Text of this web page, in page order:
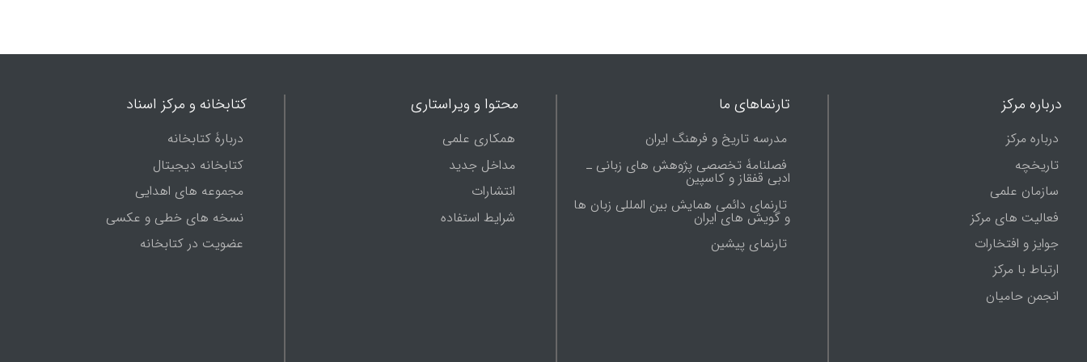
درباره مرکز
درباره مرکز
تاریخچه
سازمان علمی
فعالیت های مرکز
جوایز و افتخارات
ارتباط با مرکز
انجمن حامیان
تارنماهای ما
مدرسه تاریخ و فرهنگ ایران
فصلنامۀ تخصصی پژوهش های زبانی ـ
ادبی قفقاز و کاسپین
تارنمای دائمی همایش بین المللی زبان ها
و گویش های ایران
تارنماى پيشين
محتوا و ویراستاری
همکاری علمی
مداخل جدید
انتشارات
شرایط استفاده
کتابخانه و مرکز اسناد
دربارۀ کتابخانه
کتابخانه دیجیتال
مجموعه های اهدایی
نسخه های خطی و عکسی
عضویت در کتابخانه